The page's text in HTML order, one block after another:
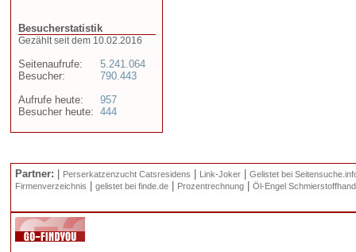
Besucherstatistik
Gezählt seit dem 10.02.2016
Seitenaufrufe:
Besucher:
Aufrufe heute:
Besucher heute:
5.241.064
790.443
957
444
Partner: Perserkatzenzucht Catsresidens Link-Joker
Gelistet bei
Firmenverzeichnis
gelistet bei finde.de Prozentrechnung Öl-Engel